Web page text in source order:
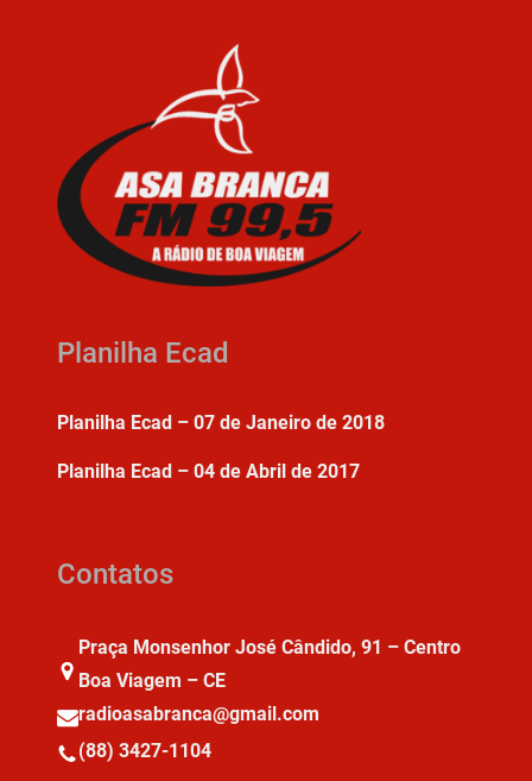
Planilha Ecad
Planilha Ecad – 07 de Janeiro de 2018
Planilha Ecad – 04 de Abril de 2017
Contatos
Praça Monsenhor José Cândido, 91 – Centro
Boa Viagem – CE
radioasabranca@gmail.com
(88) 3427-1104